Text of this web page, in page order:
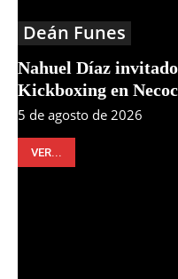
Deán Funes
Nahuel Díaz
Kickboxing en
5 de agosto de 2026
VER...